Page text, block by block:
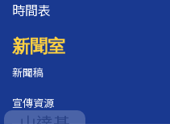
時間表
新聞室
新聞稿
宣傳資源